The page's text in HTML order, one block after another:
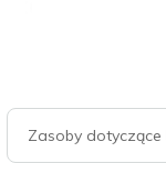
Zasoby